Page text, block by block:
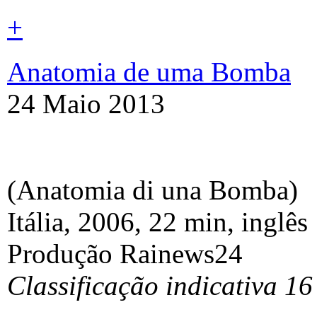
+
Anatomia de uma Bomba
24 Maio 2013
(Anatomia di una Bomba)
Itália, 2006, 22 min, inglês
Produção Rainews24
Classificação indicativa 16